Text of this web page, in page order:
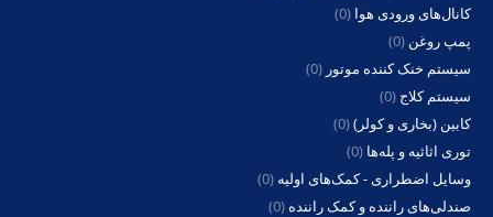
کانال‌های ورودی هوا (0)
پمپ روغن (0)
سیستم خنک کننده موتور (0)
سیستم کلاج (0)
کابین (بخاری و کولر)(0)
توری اثاثیه و پله‌ها (0)
وسایل اضطراری - کمک‌های اولیه (0)
صندلی‌های راننده و کمک راننده (0)